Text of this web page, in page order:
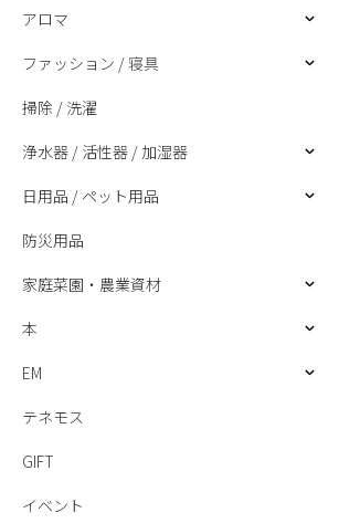
アロマ
ファッション / 寝具
掃除 / 洗濯
浄水器 / 活性器 / 加湿器
日用品 / ペット用品
防災用品
家庭菜園・農業資材
本
EM
テネモス
GIFT
イベント